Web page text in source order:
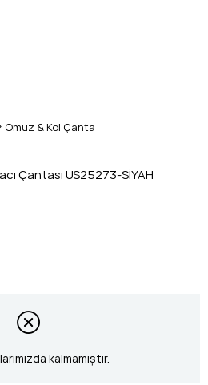
Omuz & Kol Çanta
Çantası US25273-SİYAH
kalmamıştır.